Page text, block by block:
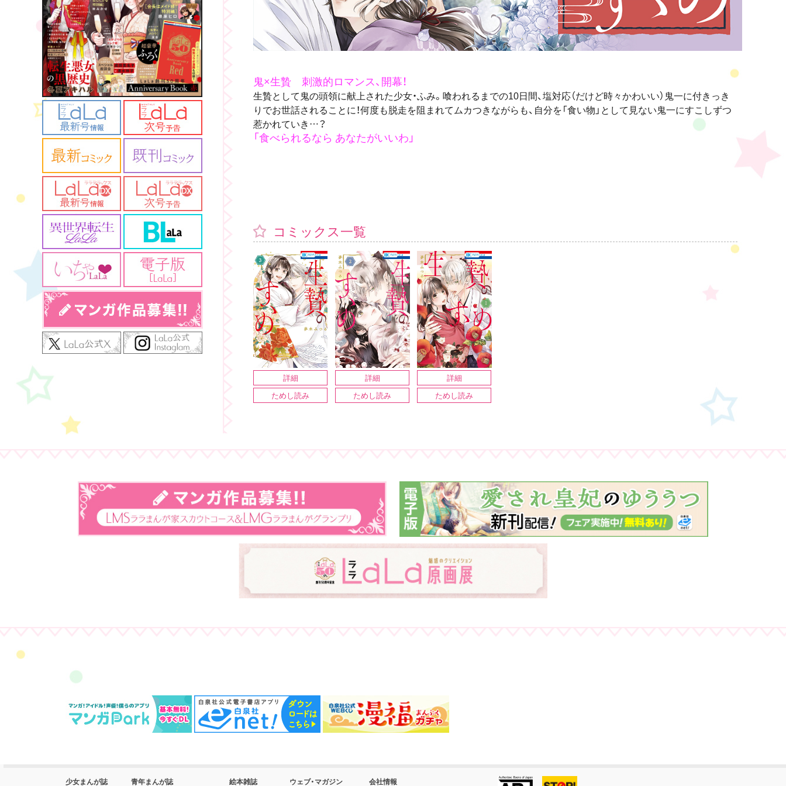
鬼×生贄 刺激的ロマンス、開幕！
生贄として鬼の頭領に献上された少女・ふみ。喰われるまでの10日間、塩対応（だけど時々かわいい）鬼一に付きっき
りでお世話されることに！何度も脱走を阻まれてムカつきながらも、自分を「食い物」として見ない鬼一にすこしずつ
惹かれていき…？
「食べられるなら あなたがいいわ」
コミックス一覧
詳細
ためし読み
詳細
ためし読み
詳細
ためし読み
少女まんが誌 青年まんが誌 絵本雑誌 ウェブ・マガジン 会社情報